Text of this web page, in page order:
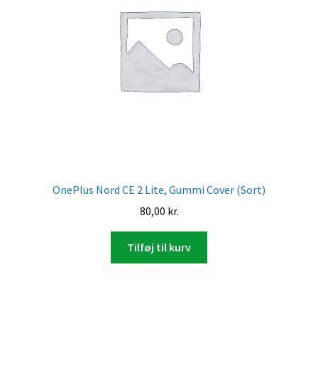
OnePlus Nord CE 2 Lite, Gummi Cover (Sort)
80,00 kr.
Tilføj til kurv